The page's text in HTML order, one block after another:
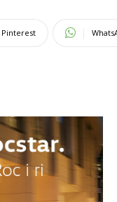
Pinterest